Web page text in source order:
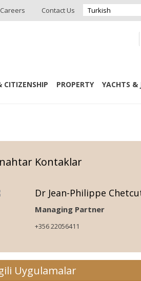
Careers Contact Us Turkish
CITIZENSHIP PROPERTY YACHTS &
Kontaklar
Dr Jean-Philippe
Managing Partner
+356 22056411
Uygulamalar